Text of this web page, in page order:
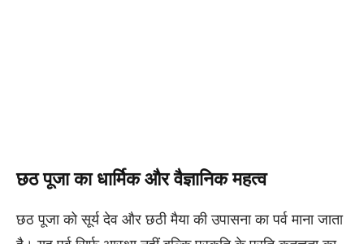
छठ पूजा का धार्मिक और वैज्ञानिक महत्व
छठ पूजा को सूर्य देव और छठी मैया की उपासना का पर्व माना जाता